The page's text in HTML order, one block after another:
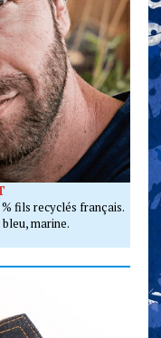
fils recyclés français.
marine.